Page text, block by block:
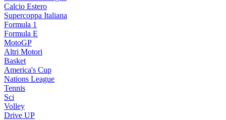
Calcio Estero
Supercoppa Italiana
Formula 1
Formula E
MotoGP
Altri Motori
Basket
America's Cup
Nations League
Tennis
Sci
Volley
Drive UP